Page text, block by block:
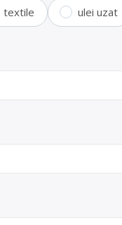
textile ulei uzat